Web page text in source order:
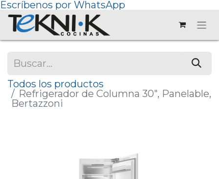
Escríbenos por WhatsApp
Todos los productos
Refrigerador de Columna 30", Panelable,
Bertazzoni